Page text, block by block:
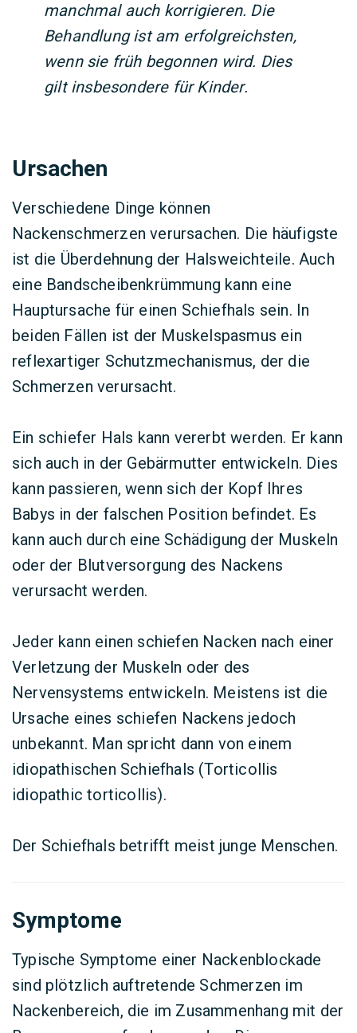
manchmal auch korrigieren. Die
Behandlung ist am erfolgreichsten,
wenn sie früh begonnen wird. Dies
gilt insbesondere für Kinder.
Ursachen
Verschiedene Dinge können
Nackenschmerzen verursachen. Die häufigste
ist die Überdehnung der Halsweichteile. Auch
eine Bandscheibenkrümmung kann eine
Hauptursache für einen Schiefhals sein. In
beiden Fällen ist der Muskelspasmus ein
reflexartiger Schutzmechanismus, der die
Schmerzen verursacht.
Ein schiefer Hals kann vererbt werden. Er kann
sich auch in der Gebärmutter entwickeln. Dies
kann passieren, wenn sich der Kopf Ihres
Babys in der falschen Position befindet. Es
kann auch durch eine Schädigung der Muskeln
oder der Blutversorgung des Nackens
verursacht werden.
Jeder kann einen schiefen Nacken nach einer
Verletzung der Muskeln oder des
Nervensystems entwickeln. Meistens ist die
Ursache eines schiefen Nackens jedoch
unbekannt. Man spricht dann von einem
idiopathischen Schiefhals (Torticollis
idiopathic torticollis).
Der Schiefhals betrifft meist junge Menschen.
Symptome
Typische Symptome einer Nackenblockade
sind plötzlich auftretende Schmerzen im
Nackenbereich, die im Zusammenhang mit der